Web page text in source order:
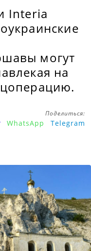
Interia
могут
на
Поделиться:
WhatsApp Telegram